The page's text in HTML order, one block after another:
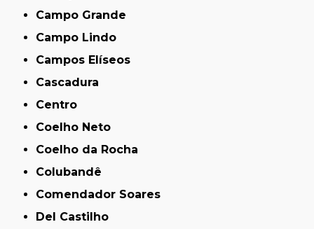
Campo Grande
Campo Lindo
Campos Elíseos
Cascadura
Centro
Coelho Neto
Coelho da Rocha
Colubandê
Comendador Soares
Del Castilho